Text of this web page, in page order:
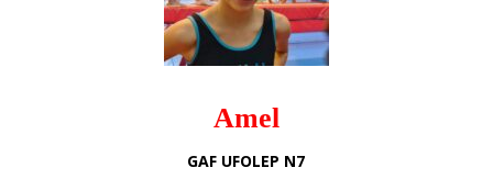
Amel
GAF UFOLEP N7